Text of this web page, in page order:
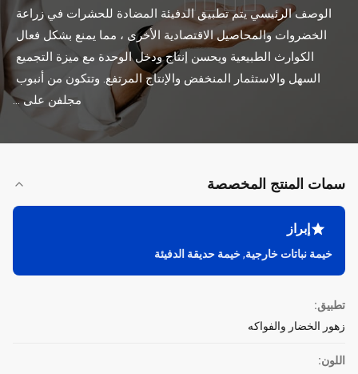
مجلفن على ...
سمات المنتج المخصصة
إبراز
خيمة نباتات خارجية,خيمة حديقة الدفيئة
تطبيق:
زهور الخضار والفواكه
اللون: